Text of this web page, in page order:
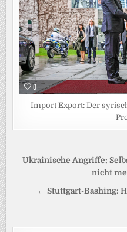
0
Import Export: Der
Ukrainische Angriffe:
nicht
← Stuttgart-Bashing: